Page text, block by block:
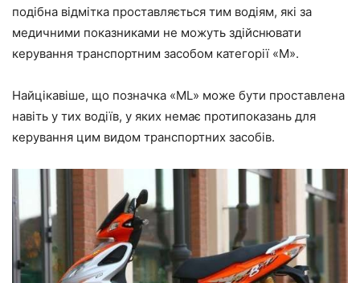
подібна відмітка проставляється тим водіям, які за
медичними показниками не можуть здійснювати
керування транспортним засобом категорії «М».
Найцікавіше, що позначка «ML» може бути проставлена
навіть у тих водіїв, у яких немає протипоказань для
керування цим видом транспортних засобів.